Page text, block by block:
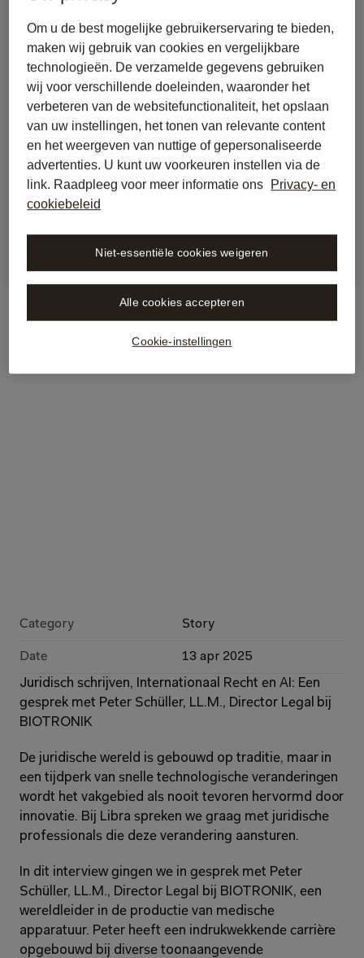
back to journal
Juridisch schrijven,
Internationaal Recht en AI:
Een gesprek met Peter
Schüller, LL.M., Director
Legal bij BIOTRONIK
Category Story
Date 13 apr 2025
Juridisch schrijven, Internationaal Recht en AI: Een
gesprek met Peter Schüller, LL.M., Director Legal bij
BIOTRONIK
De juridische wereld is gebouwd op traditie, maar in
een tijdperk van snelle technologische veranderingen
wordt het vakgebied als nooit tevoren hervormd door
innovatie. Bij Libra spreken we graag met juridische
professionals die deze verandering aansturen.
In dit interview gingen we in gesprek met Peter
Schüller, LL.M., Director Legal bij BIOTRONIK, een
wereldleider in de productie van medische
apparatuur. Peter heeft een indrukwekkende carrière
opgebouwd bij diverse toonaangevende
Om u de best mogelijke gebruikerservaring te bieden,
maken wij gebruik van cookies en vergelijkbare
technologieën. De verzamelde gegevens gebruiken
wij voor verschillende doeleinden, waaronder het
verbeteren van de websitefunctionaliteit, het opslaan
van uw instellingen, het tonen van relevante content
en het weergeven van nuttige of gepersonaliseerde
advertenties. U kunt uw voorkeuren instellen via de
link. Raadpleeg voor meer informatie ons Privacy- en
cookiebeleid
Cookie-instellingen
Niet-essentiële cookies weigeren
Alle cookies accepteren